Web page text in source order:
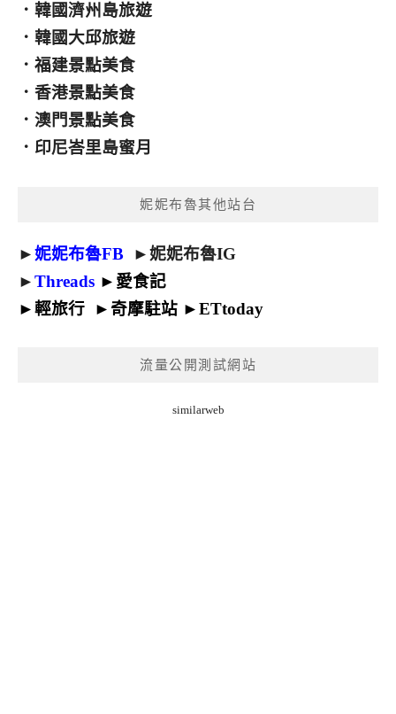
． 韓國濟州島旅遊
． 韓國大邱旅遊
． 福建景點美食
． 香港景點美食
． 澳門景點美食
． 印尼峇里島蜜月
妮妮布魯其他站台
►妮妮布魯FB ►妮妮布魯IG
►Threads ► 愛食記
►輕旅行 ► 奇摩駐站 ►ETtoday
流量公開測試網站
similarweb